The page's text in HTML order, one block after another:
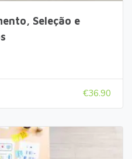
Seleção e
€36.90